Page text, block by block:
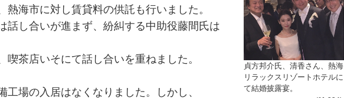
熱海市に対し賃貸料の供託も行いました。
話し合いが進まず、紛糾する中助役藤間氏は
喫茶店いそにて話し合いを重ねました。
工場の入居はなくなりました。しかし、
貞方邦介氏、清香さん、熱海
リラックスリゾートホテルに
て結婚披露宴。